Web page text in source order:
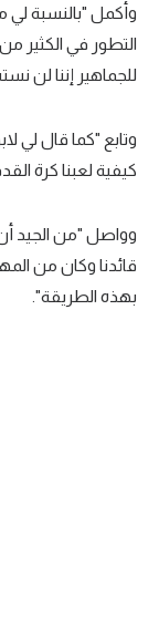
كويز في الجول
فيديو في الجول
وأكمل "بالنسبة لي
التطور في الكثير
للجماهير إننا لن
وتابع "كما قال لي
كيفية لعبنا كرة
وواصل "من الجيد
قائدنا وكان من
بهذه الطريقة".